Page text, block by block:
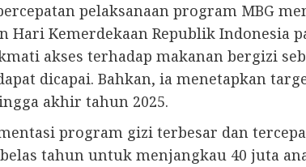
pelaksanaan program MBG
Kemerdekaan Republik Indonesia
akses terhadap makanan bergizi
dicapai. Bahkan, ia menetapkan
akhir tahun 2025.
program gizi terbesar dan
tahun untuk menjangkau 40 juta